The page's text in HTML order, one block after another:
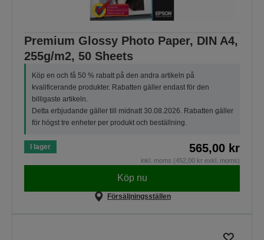
Premium Glossy Photo Paper, DIN A4,
255g/m2, 50 Sheets
Köp en och få 50 % rabatt på den andra artikeln på
kvalificerande produkter. Rabatten gäller endast för den
billigaste artikeln.
Detta erbjudande gäller till midnatt 30.08.2026. Rabatten gäller
för högst tre enheter per produkt och beställning.
I lager 565,00 kr
inkl. moms (452,00 kr exkl. moms)
Köp nu
Försäljningsställen